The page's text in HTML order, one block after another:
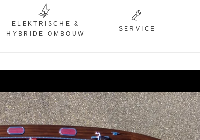
ELEKTRISCHE &
HYBRIDE OMBOUW
SERVICE